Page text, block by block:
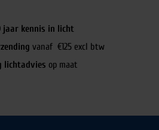
jaar kennis in licht
vanaf €125 excl btw
lichtadvies op maat